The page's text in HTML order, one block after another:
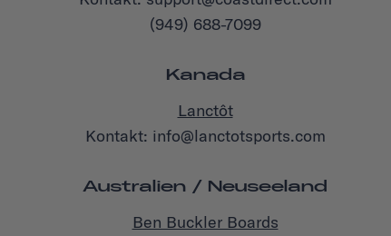
(949) 688-7099
Kanada
Lanctôt
Kontakt: info@lanctotsports.com
Australien / Neuseeland
Ben Buckler Boards